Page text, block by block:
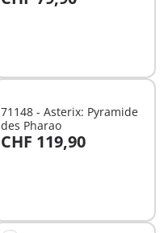
71148 - Asterix: Pyramide
des Pharao
CHF 119,90